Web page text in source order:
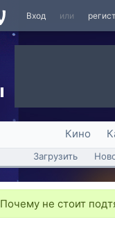
Вход или
Кино
Загрузить
Почему не стоит